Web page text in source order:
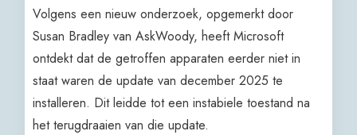
Volgens een nieuw onderzoek, opgemerkt door
Susan Bradley van AskWoody, heeft Microsoft
ontdekt dat de getroffen apparaten eerder niet in
staat waren de update van december 2025 te
installeren. Dit leidde tot een instabiele toestand na
het terugdraaien van die update.